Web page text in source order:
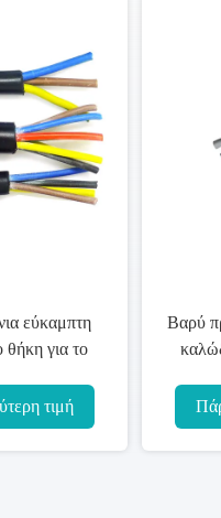
εύκαμπτη
θήκη για το
τιμή
Βαρύ